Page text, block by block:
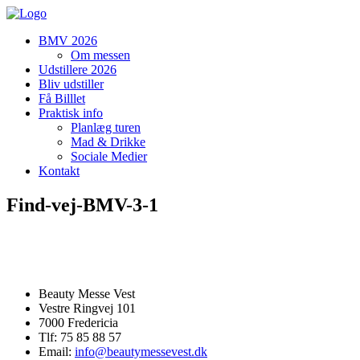
BMV 2026
Om messen
Udstillere 2026
Bliv udstiller
Få Billlet
Praktisk info
Planlæg turen
Mad & Drikke
Sociale Medier
Kontakt
Find-vej-BMV-3-1
Beauty Messe Vest
Vestre Ringvej 101
7000 Fredericia
Tlf: 75 85 88 57
Email: info@beautymessevest.dk